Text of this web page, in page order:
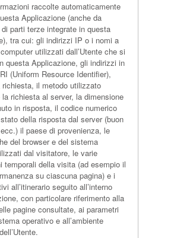
raccolte automaticamente
Applicazione (anche da
parti terze integrate in questa
tra cui: gli indirizzi IP o i nomi a
utilizzati dall’Utente che si
questa Applicazione, gli indirizzi in
(Uniform Resource Identifier),
richiesta, il metodo utilizzato
la richiesta al server, la dimensione
in risposta, il codice numerico
della risposta dal server (buon
il paese di provenienza, le
del browser e del sistema
dal visitatore, le varie
temporali della visita (ad esempio il
su ciascuna pagina) e i
all’itinerario seguito all’interno
con particolare riferimento alla
pagine consultate, ai parametri
operativo e all’ambiente